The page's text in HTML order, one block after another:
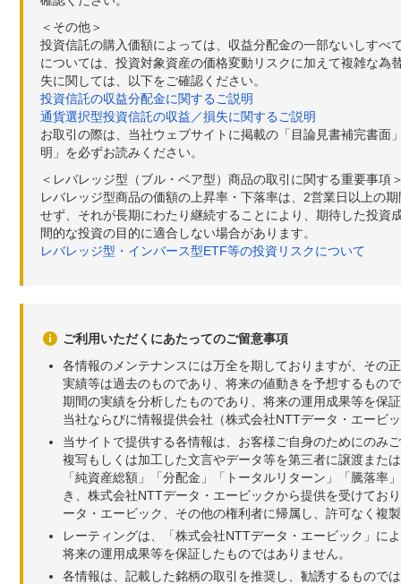
＜その他＞
投資信託の購入価額によっては、収益分配金の一部ないしす
については、投資対象資産の価格変動リスクに加えて複雑な
失に関しては、以下をご確認ください。
投資信託の収益分配金に関するご説明
通貨選択型投資信託の収益／損失に関するご説明
お取引の際は、当社ウェブサイトに掲載の「目論見書補完書
明」を必ずお読みください。
＜レバレッジ型（ブル・ベア型）商品の取引に関する重要事項
レバレッジ型商品の価額の上昇率・下落率は、2営業日以上の
せず、それが長期にわたり継続することにより、期待した投
間的な投資の目的に適合しない場合があります。
レバレッジ型・インバース型ETF等の投資リスクについて
ご利用いただくにあたってのご留意事項
各情報のメンテナンスには万全を期しておりますが、その
実績等は過去のものであり、将来の値動きを予想するもの
期間の実績を分析したものであり、将来の運用成果等を保
当社ならびに情報提供会社（株式会社NTTデータ・エービ
当サイトで提供する各情報は、お客様ご自身のためにのみ
複写もしくは加工した文言やデータ等を第三者に譲渡また
「純資産総額」「分配金」「トータルリターン」「騰落
き、株式会社NTTデータ・エービックから提供を受けてお
ータ・エービック、その他の権利者に帰属し、許可なく複
レーティングは、「株式会社NTTデータ・エービック」に
将来の運用成果等を保証したものではありません。
各情報は、記載した銘柄の取引を推奨し、勧誘するもので